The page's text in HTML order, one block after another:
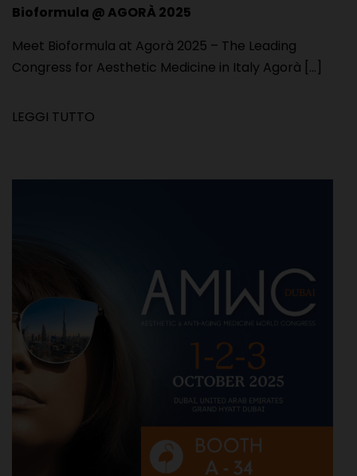
Bioformula @ AGORÀ 2025
Meet Bioformula at Agorà 2025 – The Leading
Congress for Aesthetic Medicine in Italy Agorà [...]
LEGGI TUTTO